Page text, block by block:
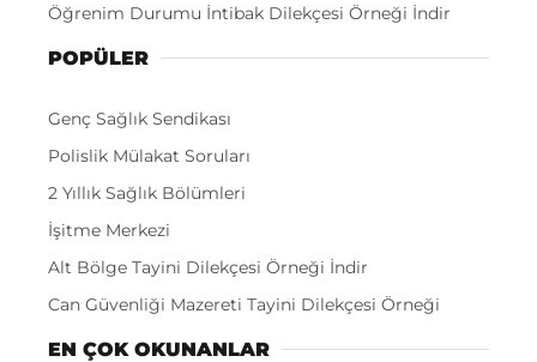
Öğrenim Durumu İntibak Dilekçesi Örneği İndir
POPÜLER
Genç Sağlık Sendikası
Polislik Mülakat Soruları
2 Yıllık Sağlık Bölümleri
İşitme Merkezi
Alt Bölge Tayini Dilekçesi Örneği İndir
Can Güvenliği Mazereti Tayini Dilekçesi Örneği
EN ÇOK OKUNANLAR